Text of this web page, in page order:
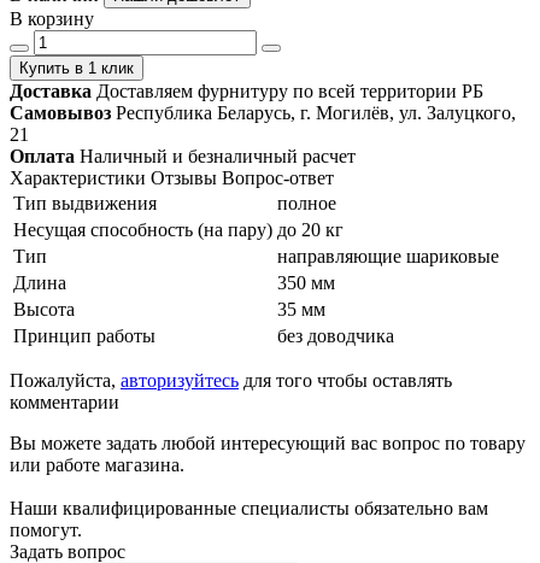
В корзину
Купить в 1 клик
Доставка Доставляем фурнитуру по всей территории РБ
Самовывоз Республика Беларусь, г. Могилёв, ул. Залуцкого,
21
Оплата Наличный и безналичный расчет
Характеристики Отзывы Вопрос-ответ
Тип выдвижения
полное
Несущая способность (на пару) до 20 кг
Тип
направляющие шариковые
Длина
350 мм
Высота
35 мм
Принцип работы
без доводчика
Пожалуйста, авторизуйтесь для того чтобы оставлять
комментарии
Вы можете задать любой интересующий вас вопрос по товару
или работе магазина.
Наши квалифицированные специалисты обязательно вам
помогут.
Задать вопрос